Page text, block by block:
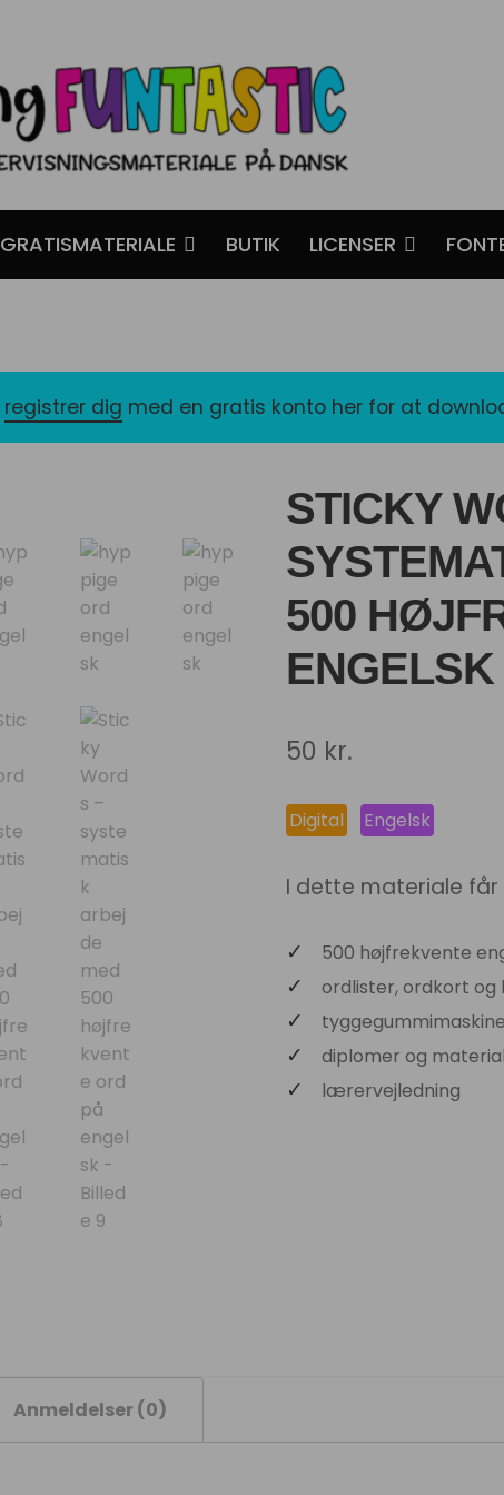
GRATISMATERIALE BUTIK LICENSER
registrer dig med en gratis konto her for at
STICKY
500
ENGELSK
50 kr.
Digital Engelsk
I dette materiale får
500 højfrekvente
ordlister, ordkort
diplomer og
lærervejledning
Anmeldelser (0)